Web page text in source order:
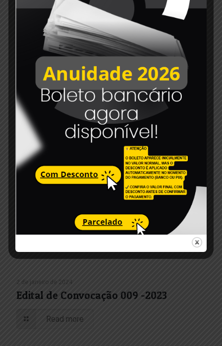
27 de maio de 2024
CRTRPE Consegue liminar contra o
município de Taquaritinga do Norte
2 de janeiro de 2024
Edital de Convocação 009 -2023
Read more